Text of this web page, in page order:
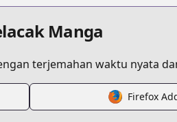
no-hitorigoto
Manga
terjemahan waktu nyata
Firefox